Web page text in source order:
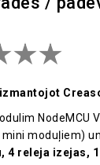
NodeMCU
moduļiem) un
releja izejas,